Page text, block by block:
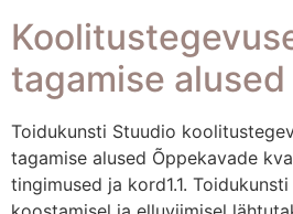
tagamise alused
Toidukunsti Stuudio
tagamise alused Õppekavade
tingimused ja kord1.1.